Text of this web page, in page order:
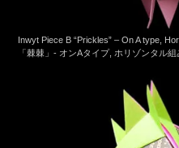
Inwyt Piece B “Prickles” – On A type,
「棘棘」- オンAタイプ, ホリゾンタル組